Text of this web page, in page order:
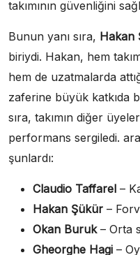
takımının güvenliğini
Bunun yanı sıra, Hakan
biriydi. Hakan, hem
hem de uzatmalarda
zaferine büyük katkıda
sıra, takımın diğer
performans sergiledi.
şunlardı:
Claudio Taffarel –
Hakan Şükür –
Okan Buruk– Orta
Gheorghe Hagi –